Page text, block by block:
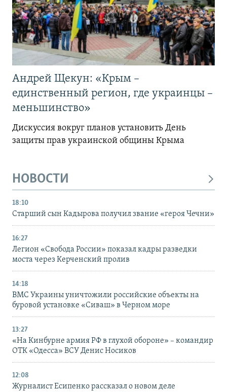
Андрей Щекун: «Крым –
единственный регион, где украинцы –
меньшинство»
Дискуссия вокруг планов установить День
защиты прав украинской общины Крыма
НОВОСТИ
18:10
Старший сын Кадырова получил звание «героя Чечни»
16:27
Легион «Свобода России» показал кадры разведки
моста через Керченский пролив
14:18
ВМС Украины уничтожили российские объекты на
буровой установке «Сиваш» в Черном море
13:27
«На Кинбурне армия РФ в глухой обороне» – командир
ОТК «Одесса» ВСУ Денис Носиков
12:08
Журналист Есипенко рассказал о новом деле